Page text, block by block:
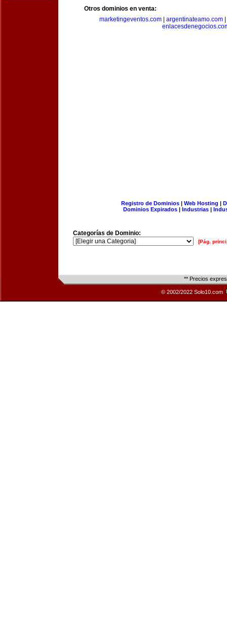
Otros dominios en venta:
marketingeventos.com| argentinateamo.com|
Registro de Dominios| Web Hosting |
Dominios Expirados | Industrias |
Categorías de Dominio:
[Pág.
** Precios
© 2002/2022 Solo10.com